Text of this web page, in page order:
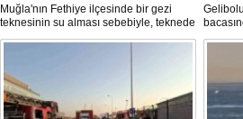
Muğla'nın Fethiye ilçesinde bir gezi
teknesinin su alması sebebiyle, teknede
bulunan 100 yolcu tahliye edildi,
Tanker,